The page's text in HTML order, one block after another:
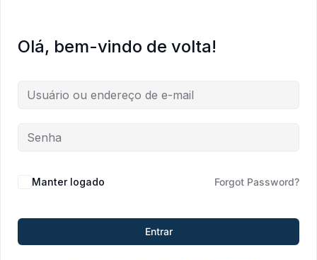
Olá, bem-vindo de volta!
Manter logado Forgot Password?
Entrar